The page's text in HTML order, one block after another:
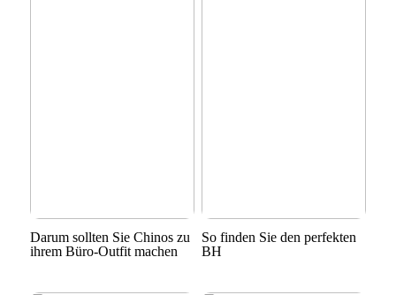
Darum sollten Sie Chinos zu
ihrem Büro-Outfit machen
So finden Sie den perfekten
BH